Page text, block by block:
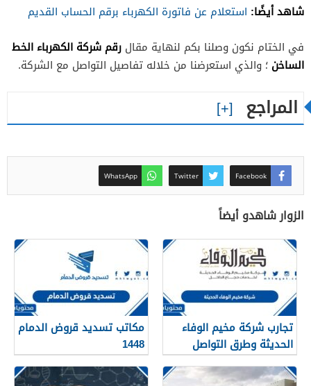
شاهد أيضًا: استعلام عن فاتورة الكهرباء برقم الحساب القديم
في الختام نكون وصلنا بكم لنهاية مقال رقم شركة الكهرباء الخط
الساخن ؛ والذي استعرضنا من خلاله تفاصيل التواصل مع الشركة.
المراجع
Facebook
Twitter
WhatsApp
الزوار شاهدو أيضاً
تجارب شركة مخيم الوفاء
الحديثة وطرق التواصل
معهم 1448
مكاتب تسديد قروض الدمام
1448